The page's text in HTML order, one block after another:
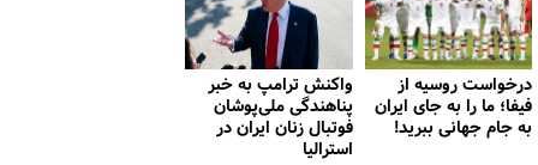
درخواست روسیه از
فیفا؛ ما را به جای ایران
به جام جهانی ببرید!
واکنش ترامپ به خبر
پناهندگی ملی‌پوشان
فوتبال زنان ایران در
استرالیا